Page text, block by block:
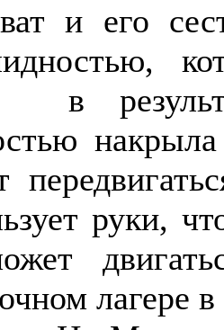
и его
в
руки,
лагере